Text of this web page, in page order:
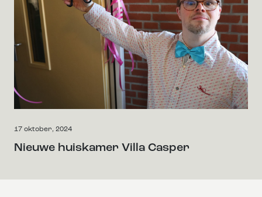
17 oktober, 2024
Nieuwe huiskamer Villa Casper